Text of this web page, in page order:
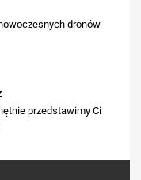
dronów
przedstawimy Ci